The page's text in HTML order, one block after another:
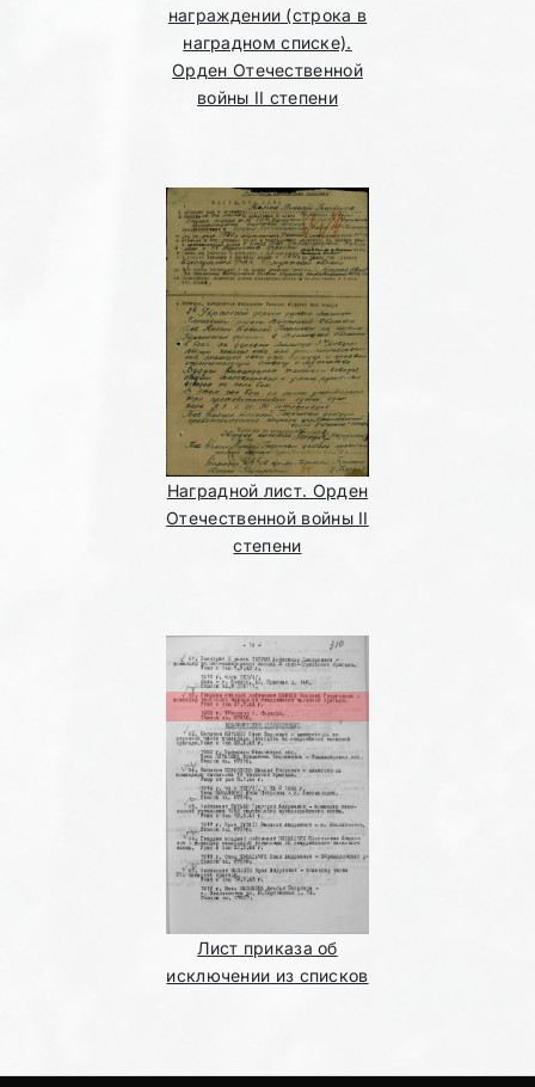
награждении (строка в
наградном списке).
Орден Отечественной
войны II степени
Наградной лист. Орден
Отечественной войны II
степени
Лист приказа об
исключении из списков